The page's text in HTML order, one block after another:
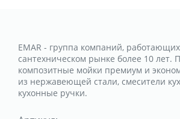
EMAR - группа компаний,
сантехническом рынке более 10 лет.
композитные мойки премиум и
из нержавеющей стали, смесители
кухонные ручки.